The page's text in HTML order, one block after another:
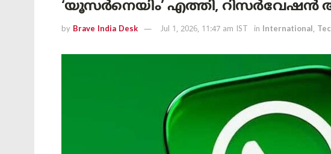
‘യൂസർനെയിം’ എത്തി, റിസർവേഷൻ
by Brave India Desk Jul 1, 2026, 11:47 am IST in International,